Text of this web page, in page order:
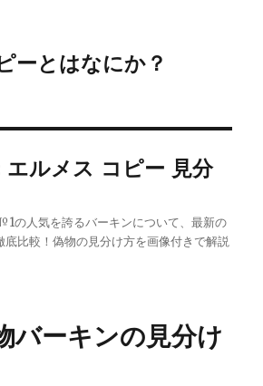
ーとはなにか？
エルメス コピー 見分
の人気を誇るバーキンについて、最新の
底比較！偽物の見分け方を画像付きで解説
バーキンの見分け